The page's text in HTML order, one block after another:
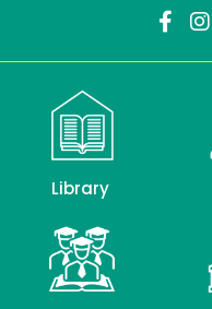
Library